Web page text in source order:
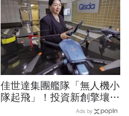
佳世達集團艦隊「無人機小
隊起飛」！投資新創擎壤、
翔隆，總座親督軍養大精
Ads by